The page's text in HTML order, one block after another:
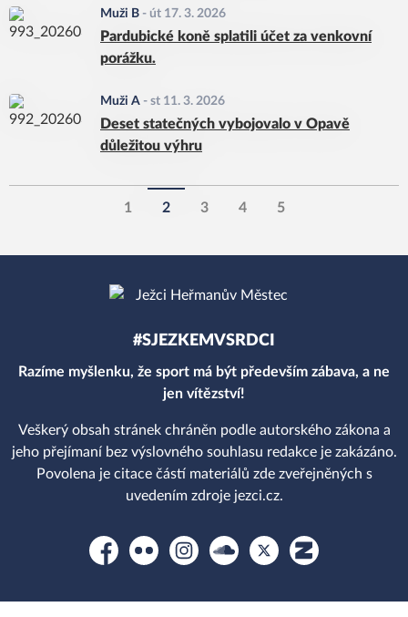
Muži B - út 17. 3. 2026
Pardubické koně splatili účet za venkovní
porážku.
Muži A - st 11. 3. 2026
Deset statečných vybojovalo v Opavě
důležitou výhru
1 2 3 4 5
#SJEZKEMVSRDCI
Razíme myšlenku, že sport má být především zábava, a ne
jen vítězství!
Veškerý obsah stránek chráněn podle autorského zákona a
jeho přejímaní bez výslovného souhlasu redakce je zakázáno.
Povolena je citace částí materiálů zde zveřejněných s
uvedením zdroje jezci.cz.
FacebookFlickr InstagramSoundcloudPlatform XZonerama